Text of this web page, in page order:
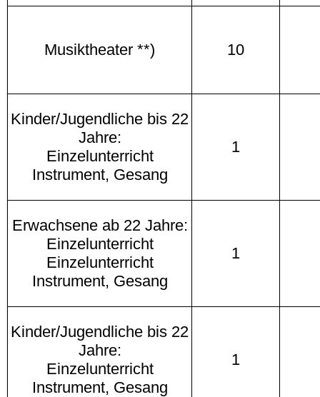
Musiktheater **) 10
Kinder/Jugendliche bis 22
Jahre:
Einzelunterricht
Instrument, Gesang
1
Erwachsene ab 22 Jahre:
Einzelunterricht
Einzelunterricht
Instrument, Gesang
1
Kinder/Jugendliche bis 22
Jahre:
Einzelunterricht
Instrument, Gesang
1